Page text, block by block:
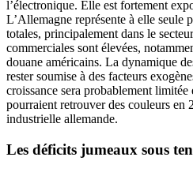
l’électronique. Elle est fortement
L’Allemagne représente à elle seule
totales, principalement dans le
commerciales sont élevées,
douane américains. La dynamique
rester soumise à des facteurs
croissance sera probablement
pourraient retrouver des couleurs en
industrielle allemande.
Les déficits jumeaux sous